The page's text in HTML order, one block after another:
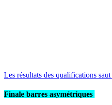
Les résultats des qualifications saut
Finale barres asymétriques